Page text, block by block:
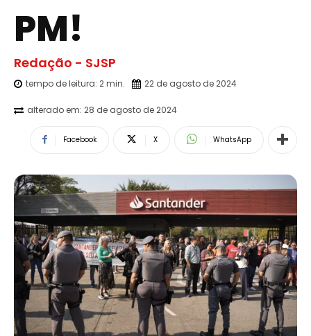
PM!
Redação - SJSP
tempo de leitura: 2min. 22 de agosto de 2024
alterado em: 28 de agosto de 2024
Facebook X WhatsApp